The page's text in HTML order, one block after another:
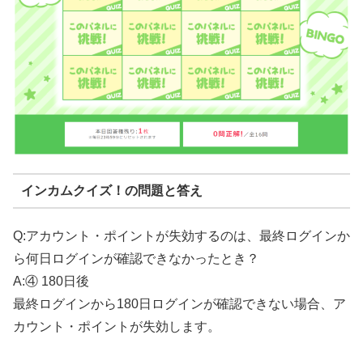
インカムクイズ！の問題と答え
Q:アカウント・ポイントが失効するのは、最終ログインか
ら何日ログインが確認できなかったとき？
A:④ 180日後
最終ログインから180日ログインが確認できない場合、ア
カウント・ポイントが失効します。